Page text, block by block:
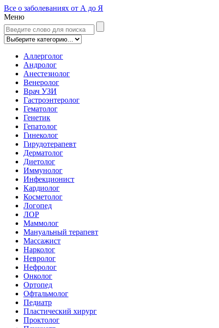
Все о заболеваниях от А до Я
Меню
Аллерголог
Андролог
Анестезиолог
Венеролог
Врач УЗИ
Гастроэнтеролог
Гематолог
Генетик
Гепатолог
Гинеколог
Гирудотерапевт
Дерматолог
Диетолог
Иммунолог
Инфекционист
Кардиолог
Косметолог
Логопед
ЛОР
Маммолог
Мануальный терапевт
Массажист
Нарколог
Невролог
Нефролог
Онколог
Ортопед
Офтальмолог
Педиатр
Пластический хирург
Проктолог